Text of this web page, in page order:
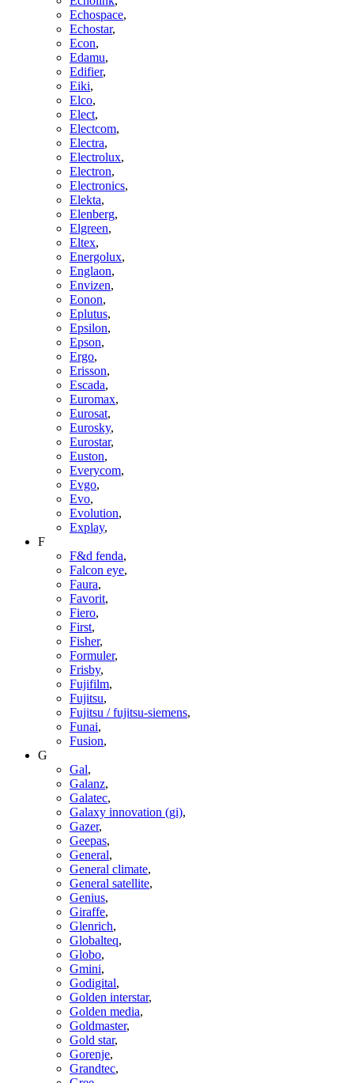
Echospace,
Echostar,
Econ,
Edamu,
Edifier,
Eiki,
Elco,
Elect,
Electcom,
Electra,
Electrolux,
Electron,
Electronics,
Elekta,
Elenberg,
Elgreen,
Eltex,
Energolux,
Englaon,
Envizen,
Eonon,
Eplutus,
Epsilon,
Epson,
Ergo,
Erisson,
Escada,
Euromax,
Eurosat,
Eurosky,
Eurostar,
Euston,
Everycom,
Evgo,
Evo,
Evolution,
Explay,
F
F&d fenda,
Falcon eye,
Faura,
Favorit,
Fiero,
First,
Fisher,
Formuler,
Frisby,
Fujifilm,
Fujitsu,
Fujitsu / fujitsu-siemens,
Funai,
Fusion,
G
Gal,
Galanz,
Galatec,
Galaxy innovation (gi),
Gazer,
Geepas,
General,
General climate,
General satellite,
Genius,
Giraffe,
Glenrich,
Globalteq,
Globo,
Gmini,
Godigital,
Golden interstar,
Golden media,
Goldmaster,
Gold star,
Gorenje,
Grandtec,